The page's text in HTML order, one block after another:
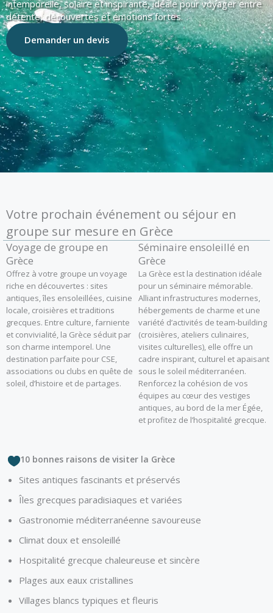
intemporelle, solaire et inspirante, idéale pour voyager entre
détente, découvertes et émotions fortes.
Demander un devis
Votre prochain événement ou séjour en
groupe sur mesure en Grèce
Voyage de groupe en
Grèce
Offrez à votre groupe un voyage
riche en découvertes : sites
antiques, îles ensoleillées, cuisine
locale, croisières et traditions
grecques. Entre culture, farniente
et convivialité, la Grèce séduit par
son charme intemporel. Une
destination parfaite pour CSE,
associations ou clubs en quête de
soleil, d’histoire et de partages.
Séminaire ensoleillé en
Grèce
La Grèce est la destination idéale
pour un séminaire mémorable.
Alliant infrastructures modernes,
hébergements de charme et une
variété d’activités de team-building
(croisières, ateliers culinaires,
visites culturelles), elle offre un
cadre inspirant, culturel et apaisant
sous le soleil méditerranéen.
Renforcez la cohésion de vos
équipes au cœur des vestiges
antiques, au bord de la mer Égée,
et profitez de l’hospitalité grecque.
10 bonnes raisons de visiter la Grèce
Sites antiques fascinants et préservés
Îles grecques paradisiaques et variées
Gastronomie méditerranéenne savoureuse
Climat doux et ensoleillé
Hospitalité grecque chaleureuse et sincère
Plages aux eaux cristallines
Villages blancs typiques et fleuris